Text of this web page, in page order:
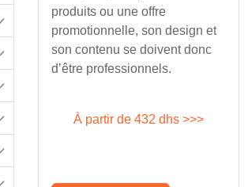
produits ou une offre
promotionnelle, son design et
son contenu se doivent donc
d’être professionnels.
À partir de 432 dhs >>>